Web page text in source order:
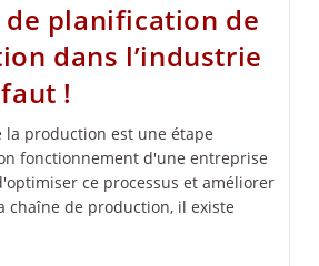
de planification de
dans l’industrie
!
la production est une étape
fonctionnement d'une entreprise
ce processus et améliorer
chaîne de production, il existe